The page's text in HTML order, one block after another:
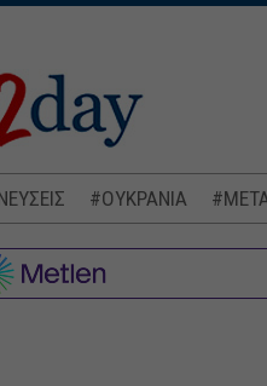
#ΟΥΚΡΑΝΙΑ